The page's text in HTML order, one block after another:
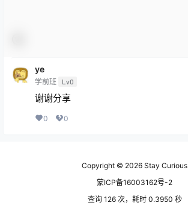
ye
学前班 Lv0
谢谢分享
0 0
Copyright © 2026 Stay Curious
蒙ICP备16003162号-2
查询 126 次，耗时 0.3950 秒